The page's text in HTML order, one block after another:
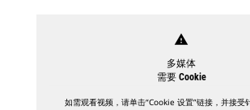
warning
多媒体
需要 Cookie
如需观看视频，请单击“Cookie 设置”链接，并接受